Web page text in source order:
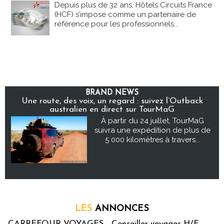
Depuis plus de 32 ans, Hôtels Circuits France
(HCF) s’impose comme un partenaire de
référence pour les professionnels...
BRAND NEWS
Une route, des voix, un regard : suivez l’Outback
australien en direct sur TourMaG
À partir du 24 juillet, TourMaG
suivra une expédition de plus de
5 000 kilomètres à travers...
LES ANNONCES